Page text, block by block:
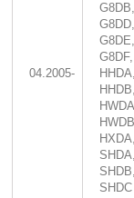
04.2005-
G8DB,
G8DD,
G8DE,
G8DF,
SHDC